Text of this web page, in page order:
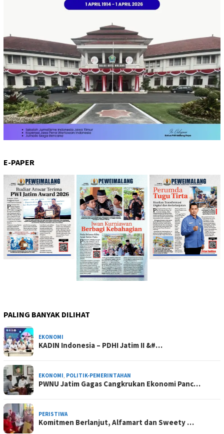
E-PAPER
PALING BANYAK DILIHAT
EKONOMI
KADIN Indonesia – PDHI Jatim II &#…
EKONOMI, POLITIK-PEMERINTAHAN
PWNU Jatim Gagas Cangkrukan Ekonomi Panc…
PERISTIWA
Komitmen Berlanjut, Alfamart dan Sweety …